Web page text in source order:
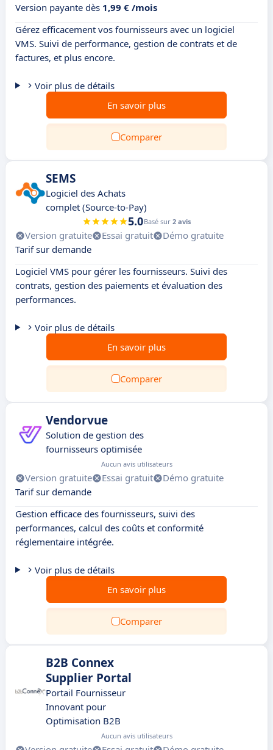
Version payante dès 1,99 € /mois
Gérez efficacement vos fournisseurs avec un logiciel
VMS. Suivi de performance, gestion de contrats et de
factures, et plus encore.
Voir plus de détails
En savoir plus
Comparer
SEMS
Logiciel des Achats
complet (Source-to-Pay)
5.0Basé sur 2 avis
Version gratuite Essai gratuit
Démo gratuite
Tarif sur demande
Logiciel VMS pour gérer les fournisseurs. Suivi des
contrats, gestion des paiements et évaluation des
performances.
Voir plus de détails
En savoir plus
Comparer
Vendorvue
Solution de gestion des
fournisseurs optimisée
Aucun avis utilisateurs
Version gratuite Essai gratuit
Démo gratuite
Tarif sur demande
Gestion efficace des fournisseurs, suivi des
performances, calcul des coûts et conformité
réglementaire intégrée.
Voir plus de détails
En savoir plus
Comparer
B2B Connex
Supplier Portal
Portail Fournisseur
Innovant pour
Optimisation B2B
Aucun avis utilisateurs